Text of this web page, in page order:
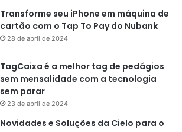
Transforme seu iPhone em máquina de
cartão com o Tap To Pay do Nubank
28 de abril de 2024
TagCaixa é a melhor tag de pedágios
sem mensalidade com a tecnologia
sem parar
23 de abril de 2024
Novidades e Soluções da Cielo para o